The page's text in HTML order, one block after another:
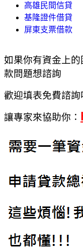
高雄民間信貸
基隆證件借貸
屏東支票借款
如果你有資金上
款問題想諮詢
歡迎填表免費諮詢
讓專家來協助你：